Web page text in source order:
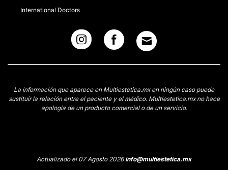
International Doctors
La información que aparece en Multiestetica.mx en ningún caso puede
sustituir la relación entre el paciente y el médico. Multiestetica.mx no hace
apología de un producto comercial o de un servicio.
Actualizado el 07 Agosto 2026info@multiestetica.mx